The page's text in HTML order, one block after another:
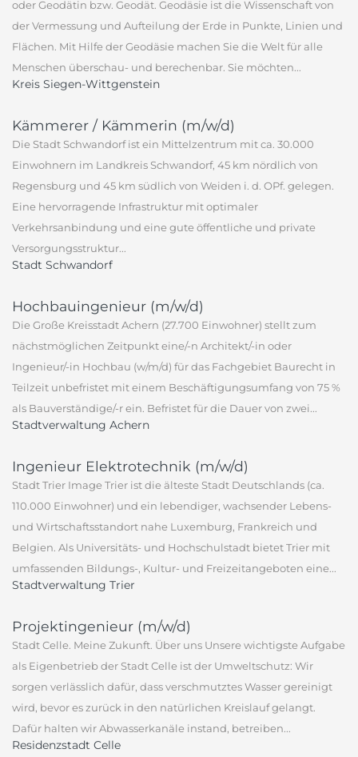
oder Geodätin bzw. Geodät. Geodäsie ist die Wissenschaft von
der Vermessung und Aufteilung der Erde in Punkte, Linien und
Flächen. Mit Hilfe der Geodäsie machen Sie die Welt für alle
Menschen überschau- und berechenbar. Sie möchten...
Kreis Siegen-Wittgenstein
Kämmerer / Kämmerin (m/w/d)
Die Stadt Schwandorf ist ein Mittelzentrum mit ca. 30.000
Einwohnern im Landkreis Schwandorf, 45 km nördlich von
Regensburg und 45 km südlich von Weiden i. d. OPf. gelegen.
Eine hervorragende Infrastruktur mit optimaler
Verkehrsanbindung und eine gute öffentliche und private
Versorgungsstruktur...
Stadt Schwandorf
Hochbauingenieur (m/w/d)
Die Große Kreisstadt Achern (27.700 Einwohner) stellt zum
nächstmöglichen Zeitpunkt eine/-n Architekt/-in oder
Ingenieur/-in Hochbau (w/m/d) für das Fachgebiet Baurecht in
Teilzeit unbefristet mit einem Beschäftigungsumfang von 75 %
als Bauverständige/-r ein. Befristet für die Dauer von zwei...
Stadtverwaltung Achern
Ingenieur Elektrotechnik (m/w/d)
Stadt Trier Image Trier ist die älteste Stadt Deutschlands (ca.
110.000 Einwohner) und ein lebendiger, wachsender Lebens-
und Wirtschaftsstandort nahe Luxemburg, Frankreich und
Belgien. Als Universitäts- und Hochschulstadt bietet Trier mit
umfassenden Bildungs-, Kultur- und Freizeitangeboten eine...
Stadtverwaltung Trier
Projektingenieur (m/w/d)
Stadt Celle. Meine Zukunft. Über uns Unsere wichtigste Aufgabe
als Eigenbetrieb der Stadt Celle ist der Umweltschutz: Wir
sorgen verlässlich dafür, dass verschmutztes Wasser gereinigt
wird, bevor es zurück in den natürlichen Kreislauf gelangt.
Dafür halten wir Abwasserkanäle instand, betreiben...
Residenzstadt Celle